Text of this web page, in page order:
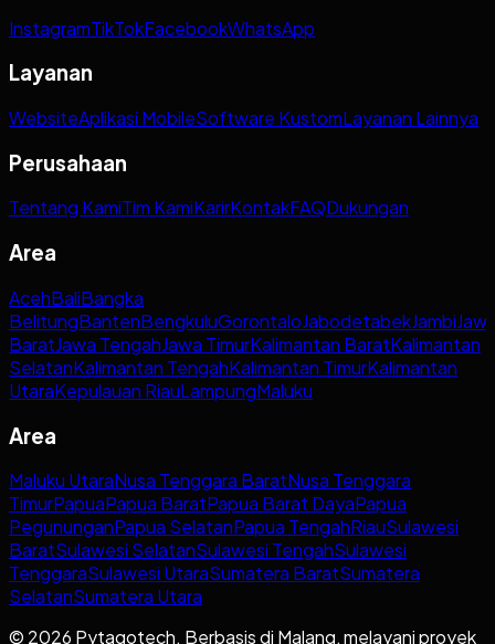
InstagramTikTokFacebookWhatsApp
Layanan
WebsiteAplikasi MobileSoftware KustomLayanan Lainnya
Perusahaan
Tentang KamiTim KamiKarirKontakFAQDukungan
Area
AcehBaliBangka
BelitungBantenBengkuluGorontaloJabodetabekJambi
BaratJawa TengahJawa TimurKalimantan BaratKalimantan
SelatanKalimantan TengahKalimantan TimurKalimantan
UtaraKepulauan RiauLampungMaluku
Area
Maluku UtaraNusa Tenggara BaratNusa Tenggara
TimurPapuaPapua BaratPapua Barat DayaPapua
PegununganPapua SelatanPapua TengahRiauSulawesi
BaratSulawesi SelatanSulawesi TengahSulawesi
TenggaraSulawesi UtaraSumatera BaratSumatera
SelatanSumatera Utara
© 2026 Pytagotech. Berbasis di Malang, melayani proyek